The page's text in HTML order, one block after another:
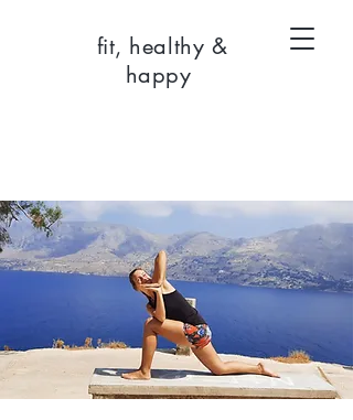
fit, healthy &
happy